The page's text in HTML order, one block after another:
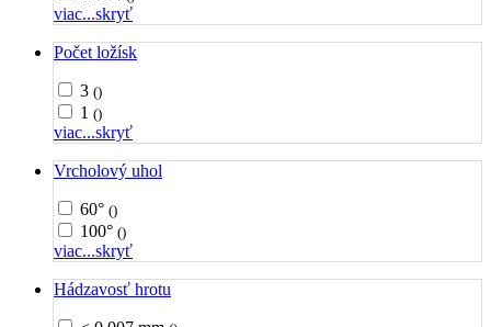
viac...skryť
Počet ložísk
3 ()
1 ()
viac...skryť
Vrcholový uhol
60° ()
100° ()
viac...skryť
Hádzavosť hrotu